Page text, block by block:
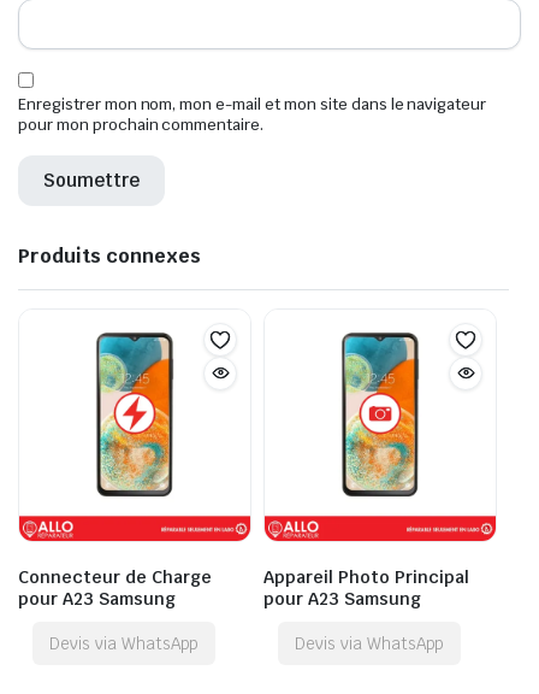
Enregistrer mon nom, mon e-mail et mon site dans le navigateur
pour mon prochain commentaire.
Produits connexes
Connecteur de Charge
pour A23 Samsung
Devis via WhatsApp
Appareil Photo Principal
pour A23 Samsung
Devis via WhatsApp